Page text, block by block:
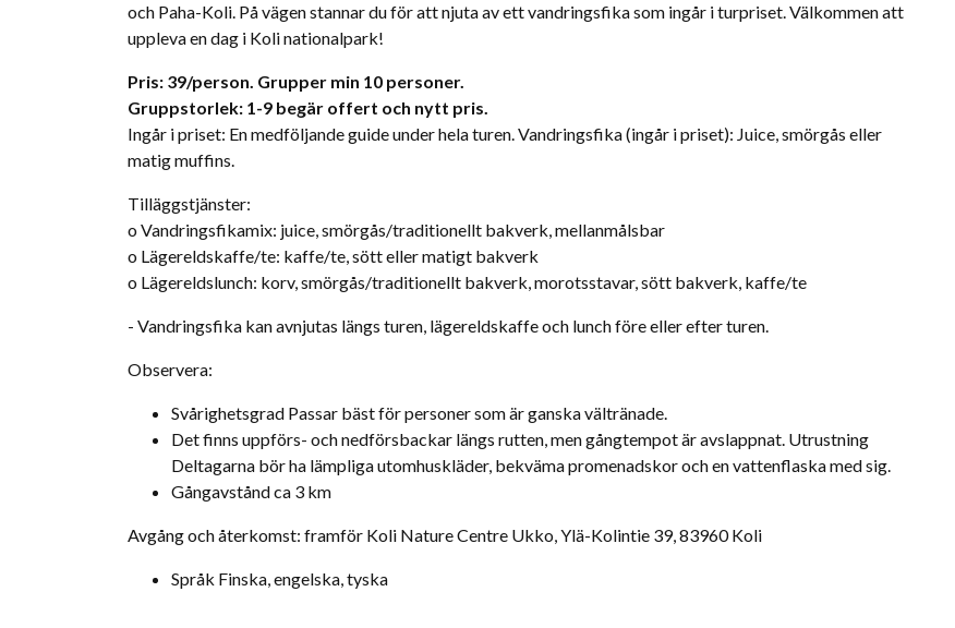
och Paha-Koli. På vägen stannar du för att njuta av ett vandringsfika som ingår i turpriset. Välkommen att
uppleva en dag i Koli nationalpark!
Pris: 39/person. Grupper min 10 personer.
Gruppstorlek: 1-9 begär offert och nytt pris.
Ingår i priset: En medföljande guide under hela turen. Vandringsfika (ingår i priset): Juice, smörgås eller
matig muffins.
Tilläggstjänster:
o Vandringsfikamix: juice, smörgås/traditionellt bakverk, mellanmålsbar
o Lägereldskaffe/te: kaffe/te, sött eller matigt bakverk
o Lägereldslunch: korv, smörgås/traditionellt bakverk, morotsstavar, sött bakverk, kaffe/te
- Vandringsfika kan avnjutas längs turen, lägereldskaffe och lunch före eller efter turen.
Observera:
Svårighetsgrad Passar bäst för personer som är ganska vältränade.
Det finns uppförs- och nedförsbackar längs rutten, men gångtempot är avslappnat. Utrustning
Deltagarna bör ha lämpliga utomhuskläder, bekväma promenadskor och en vattenflaska med sig.
Gångavstånd ca 3 km
​Avgång och återkomst: framför Koli Nature Centre Ukko, Ylä-Kolintie 39, 83960 Koli
Språk Finska, engelska, tyska